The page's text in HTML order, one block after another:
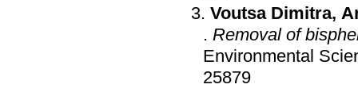
Voutsa Dimitra,
. Removal of
Environmental
25879